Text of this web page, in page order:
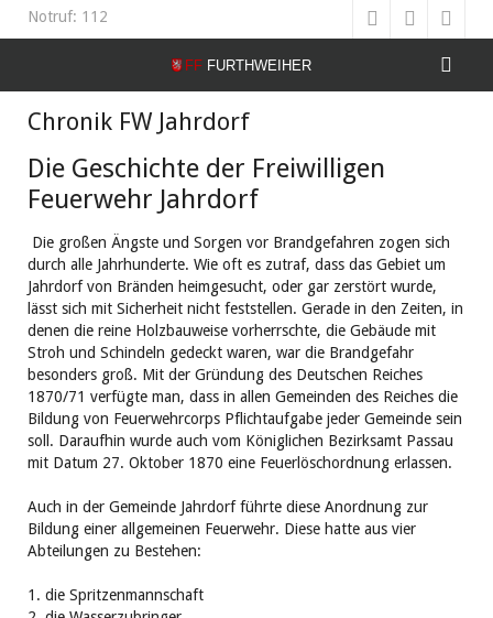
Notruf: 112
Chronik FW Jahrdorf
Die Geschichte der Freiwilligen
Feuerwehr Jahrdorf
Die großen Ängste und Sorgen vor Brandgefahren zogen sich
durch alle Jahrhunderte. Wie oft es zutraf, dass das Gebiet um
Jahrdorf von Bränden heimgesucht, oder gar zerstört wurde,
lässt sich mit Sicherheit nicht feststellen. Gerade in den Zeiten, in
denen die reine Holzbauweise vorherrschte, die Gebäude mit
Stroh und Schindeln gedeckt waren, war die Brandgefahr
besonders groß. Mit der Gründung des Deutschen Reiches
1870/71 verfügte man, dass in allen Gemeinden des Reiches die
Bildung von Feuerwehrcorps Pflichtaufgabe jeder Gemeinde sein
soll. Daraufhin wurde auch vom Königlichen Bezirksamt Passau
mit Datum 27. Oktober 1870 eine Feuerlöschordnung erlassen.
Auch in der Gemeinde Jahrdorf führte diese Anordnung zur
Bildung einer allgemeinen Feuerwehr. Diese hatte aus vier
Abteilungen zu Bestehen:
1. die Spritzenmannschaft